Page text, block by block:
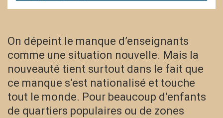
On dépeint le manque d’enseignants
comme une situation nouvelle. Mais la
nouveauté tient surtout dans le fait que
ce manque s’est nationalisé et touche
tout le monde. Pour beaucoup d’enfants
de quartiers populaires ou de zones